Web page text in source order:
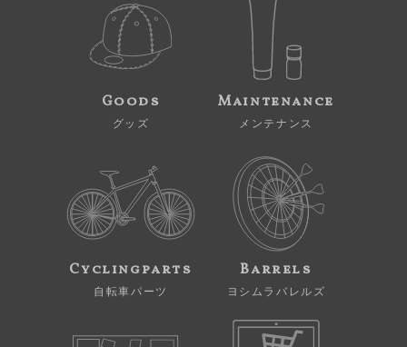
Goods
グッズ
Maintenance
メンテナンス
Cyclingparts
自転車パーツ
Barrels
ヨシムラバレルズ